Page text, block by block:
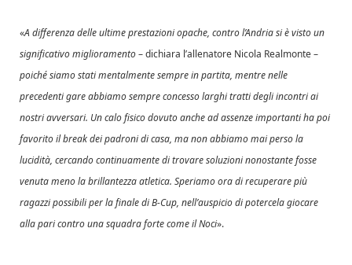
«A differenza delle ultime prestazioni opache, contro l’Andria si è visto un
significativo miglioramento– dichiara l’allenatore Nicola Realmonte –
poiché siamo stati mentalmente sempre in partita, mentre nelle
precedenti gare abbiamo sempre concesso larghi tratti degli incontri ai
nostri avversari. Un calo fisico dovuto anche ad assenze importanti ha poi
favorito il break dei padroni di casa, ma non abbiamo mai perso la
lucidità, cercando continuamente di trovare soluzioni nonostante fosse
venuta meno la brillantezza atletica. Speriamo ora di recuperare più
ragazzi possibili per la finale di B-Cup, nell’auspicio di potercela giocare
alla pari contro una squadra forte come il Noci».